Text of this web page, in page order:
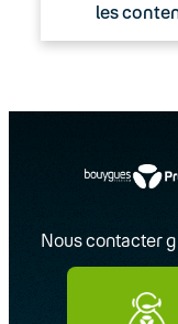
les
Nous contacter